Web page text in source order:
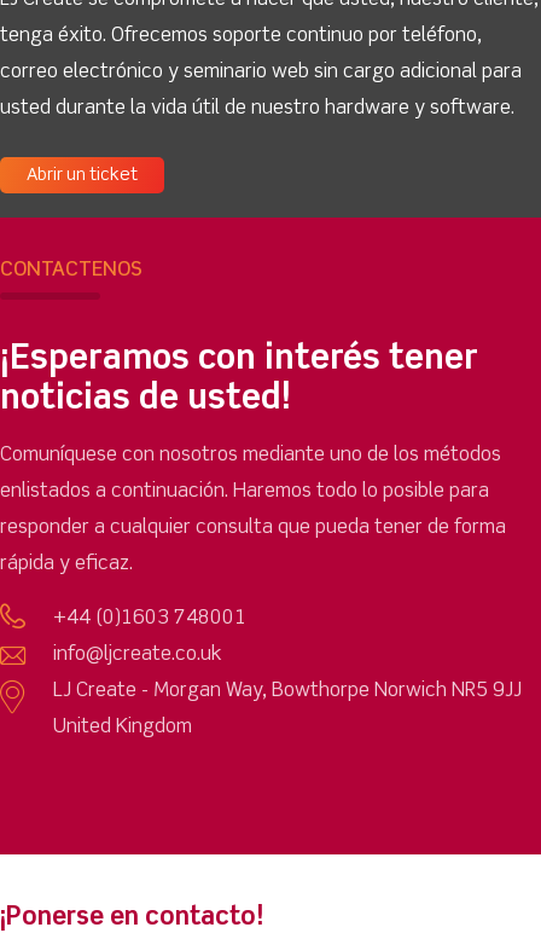
tenga éxito. Ofrecemos soporte continuo por teléfono,
correo electrónico y seminario web sin cargo adicional para
usted durante la vida útil de nuestro hardware y software.
Abrir un ticket
CONTÁCTENOS
¡Esperamos con interés tener
noticias de usted!
Comuníquese con nosotros mediante uno de los métodos
enlistados a continuación. Haremos todo lo posible para
responder a cualquier consulta que pueda tener de forma
rápida y eficaz.
+44 (0)1603 748001
info@ljcreate.co.uk
LJ Create - Morgan Way, Bowthorpe Norwich NR5 9JJ
United Kingdom
¡Ponerse en contacto!